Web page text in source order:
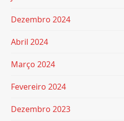
Dezembro 2024
Abril 2024
Março 2024
Fevereiro 2024
Dezembro 2023